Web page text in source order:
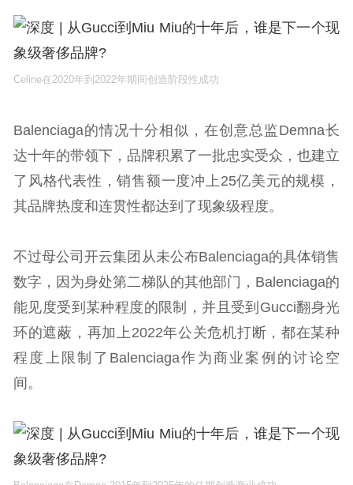
Celine在2020年到2022年期间创造阶段性成功
Balenciaga的情况十分相似，在创意总监Demna长
达十年的带领下，品牌积累了一批忠实受众，也建立
了风格代表性，销售额一度冲上25亿美元的规模，
其品牌热度和连贯性都达到了现象级程度。
不过母公司开云集团从未公布Balenciaga的具体销售
数字，因为身处第二梯队的其他部门，Balenciaga的
能见度受到某种程度的限制，并且受到Gucci翻身光
环的遮蔽，再加上2022年公关危机打断，都在某种
程度上限制了Balenciaga作为商业案例的讨论空
间。